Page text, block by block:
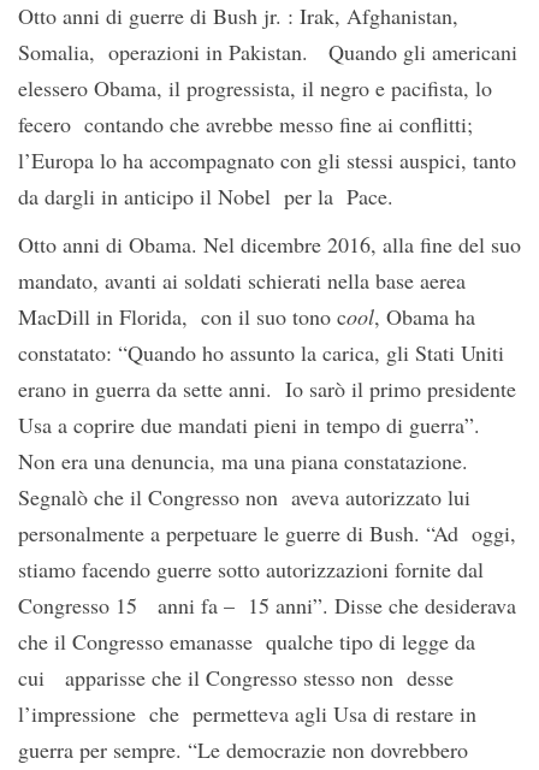
Otto anni di guerre di Bush jr. : Irak, Afghanistan,
Somalia, operazioni in Pakistan. Quando gli americani
elessero Obama, il progressista, il negro e pacifista, lo
fecero contando che avrebbe messo fine ai conflitti;
l’Europa lo ha accompagnato con gli stessi auspici, tanto
da dargli in anticipo il Nobel per la Pace.
Otto anni di Obama. Nel dicembre 2016, alla fine del suo
mandato, avanti ai soldati schierati nella base aerea
MacDill in Florida, con il suo tono cool, Obama ha
constatato: “Quando ho assunto la carica, gli Stati Uniti
erano in guerra da sette anni. Io sarò il primo presidente
Usa a coprire due mandati pieni in tempo di guerra”.
Non era una denuncia, ma una piana constatazione.
Segnalò che il Congresso non aveva autorizzato lui
personalmente a perpetuare le guerre di Bush. “Ad oggi,
stiamo facendo guerre sotto autorizzazioni fornite dal
Congresso 15 anni fa – 15 anni”. Disse che desiderava
che il Congresso emanasse qualche tipo di legge da
cui apparisse che il Congresso stesso non desse
l’impressione che permetteva agli Usa di restare in
guerra per sempre. “Le democrazie non dovrebbero